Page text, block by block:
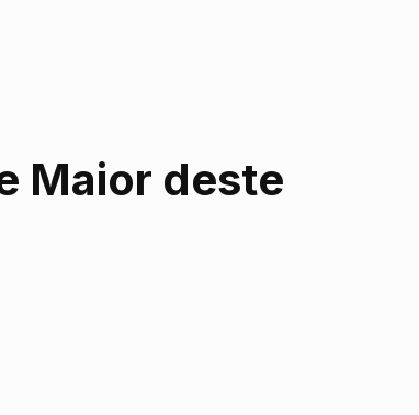
Maior deste